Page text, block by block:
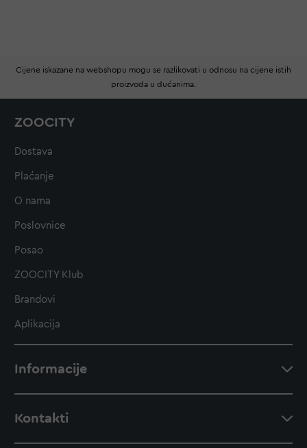
Cijene iskazane na webshopu mogu se razlikovati u odnosu na cijene istih
proizvoda u dućanima.
ZOOCITY
Dostava
Plaćanje
O nama
Poslovnice
Posao
ZOOCITY Klub
Brandovi
Aplikacija
Informacije
Kontakti